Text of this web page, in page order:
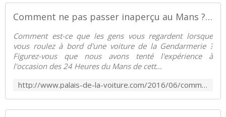
Comment ne pas passer inaperçu au Mans ? - Palais-de-la-Voiture.com
Comment est-ce que les gens vous regardent lorsque
vous roulez à bord d'une voiture de la Gendarmerie ?
Figurez-vous que nous avons tenté l'expérience à
l'occasion des 24 Heures du Mans de cett...
http://www.palais-de-la-voiture.com/2016/06/comment-ne-pas-passer-inapercu-au-mans.html